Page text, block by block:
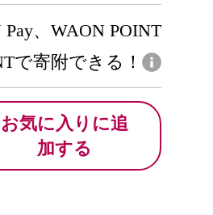
、WAON POINT
で寄附できる！
お気に入りに追
加する